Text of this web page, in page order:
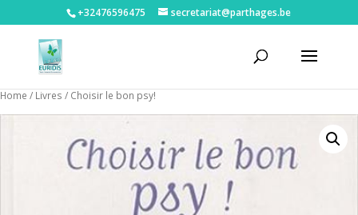
+32476596475‬ secretariat@parthages.be
Home / Livres / Choisir le bon psy!